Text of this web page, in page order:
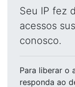
Seu IP fez
acessos
conosco.
Para liberar o
responda ao